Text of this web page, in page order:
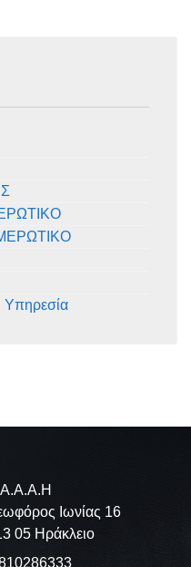
Υπηρεσία
Ιωνίας 16
05 Ηράκλειο